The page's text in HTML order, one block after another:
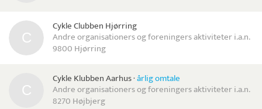
Cykle Clubben Hjørring
Andre organisationers og foreningers aktiviteter i.a.n.
9800 Hjørring
Cykle Klubben Aarhus·årlig omtale
Andre organisationers og foreningers aktiviteter i.a.n.
8270 Højbjerg